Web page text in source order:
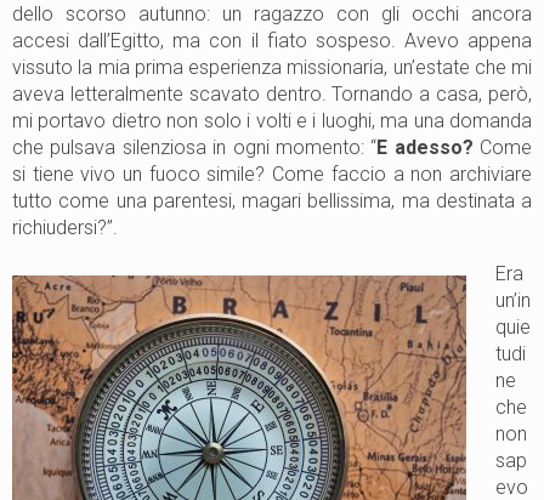
dello scorso autunno: un ragazzo con gli occhi ancora
accesi dall’Egitto, ma con il fiato sospeso. Avevo appena
vissuto la mia prima esperienza missionaria, un’estate che mi
aveva letteralmente scavato dentro. Tornando a casa, però,
mi portavo dietro non solo i volti e i luoghi, ma una domanda
che pulsava silenziosa in ogni momento: “E adesso? Come
si tiene vivo un fuoco simile? Come faccio a non archiviare
tutto come una parentesi, magari bellissima, ma destinata a
richiudersi?”.
Era
un’in
quie
tudi
ne
che
non
sap
evo